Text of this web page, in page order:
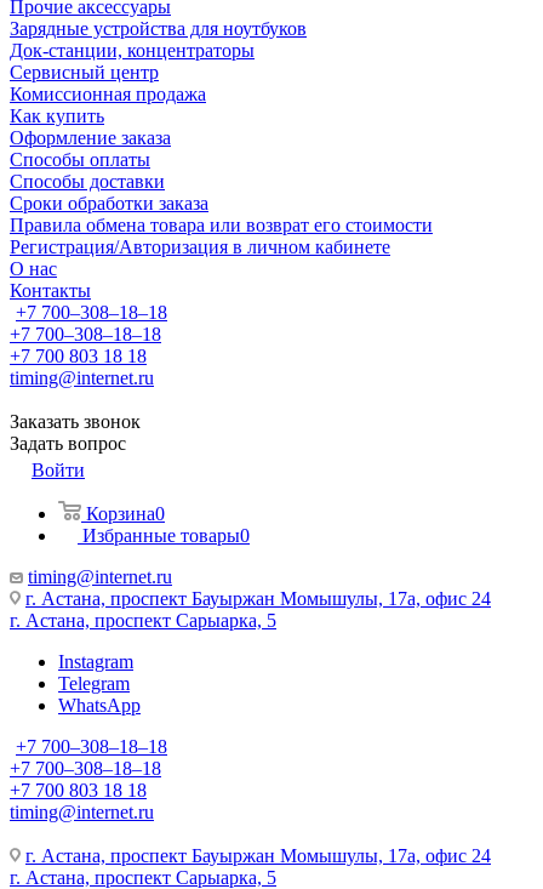
Прочие аксессуары
Зарядные устройства для ноутбуков
Док-станции, концентраторы
Сервисный центр
Комиссионная продажа
Как купить
Оформление заказа
Способы оплаты
Способы доставки
Сроки обработки заказа
Правила обмена товара или возврат его стоимости
Регистрация/Авторизация в личном кабинете
О нас
Контакты
+7 700‒308‒18‒18
+7 700‒308‒18‒18
+7 700 803 18 18
timing@internet.ru
Заказать звонок
Задать вопрос
Войти
Корзина0
Избранные товары0
timing@internet.ru
г. Астана, проспект Бауыржан Момышулы, 17а, офис 24
г. Астана, проспект Сарыарка, 5
Instagram
Telegram
WhatsApp
+7 700‒308‒18‒18
+7 700‒308‒18‒18
+7 700 803 18 18
timing@internet.ru
г. Астана, проспект Бауыржан Момышулы, 17а, офис 24
г. Астана, проспект Сарыарка, 5